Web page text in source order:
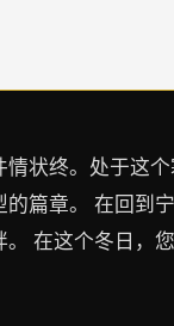
状终。处于这
篇章。 在回到
在这个冬日，